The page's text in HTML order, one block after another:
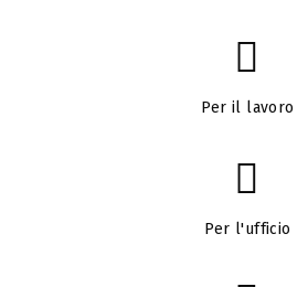
Per il lavoro
Per l'ufficio